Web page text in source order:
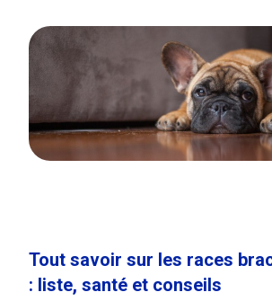
Tout savoir sur les races
: liste, santé et conseils